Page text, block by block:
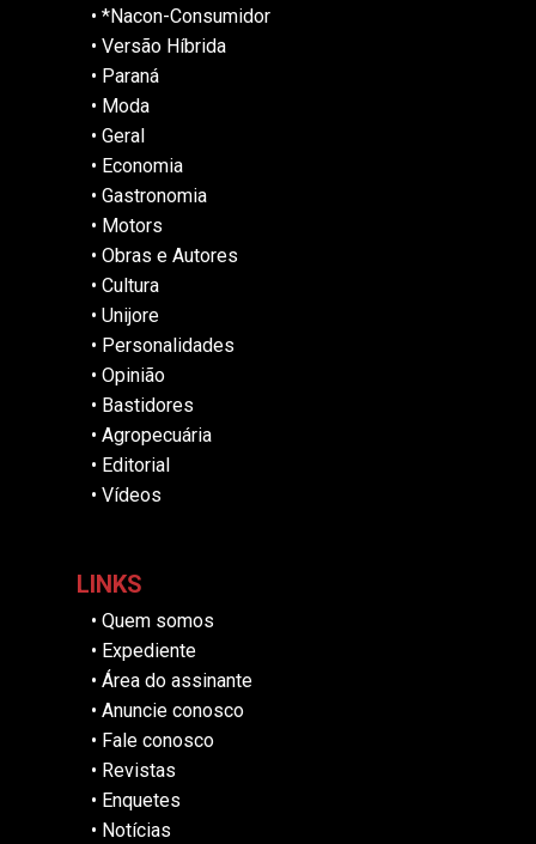
• *Nacon-Consumidor
• Versão Híbrida
• Paraná
• Moda
• Geral
• Economia
• Gastronomia
• Motors
• Obras e Autores
• Cultura
• Unijore
• Personalidades
• Opinião
• Bastidores
• Agropecuária
• Editorial
• Vídeos
LINKS
• Quem somos
• Expediente
• Área do assinante
• Anuncie conosco
• Fale conosco
• Revistas
• Enquetes
• Notícias